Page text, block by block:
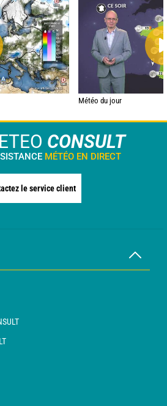
Météo du jour
CONSULT
MÉTÉO EN DIRECT
le service client